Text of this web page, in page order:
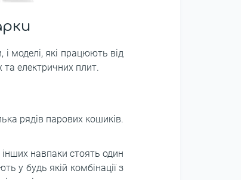
моделі, які працюють від
та електричних плит.
рядів парових кошиків.
навпаки стоять один
у будь якій комбінації з